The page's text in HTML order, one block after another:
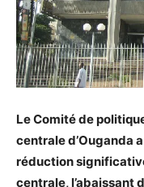
Le Comité de
centrale d’Ouganda
réduction
centrale, l’abaissant